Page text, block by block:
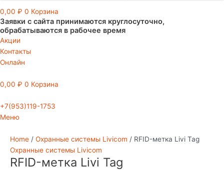
0,00 ₽ 0 Корзина
Заявки с сайта принимаются круглосуточно,
обрабатываются в рабочее время
Акции
Контакты
Онлайн
0,00 ₽ 0 Корзина
+7(953)119-1753
Меню
Home / Охранные системы Livicom / RFID-метка Livi Tag
Охранные системы Livicom
RFID-метка Livi Tag